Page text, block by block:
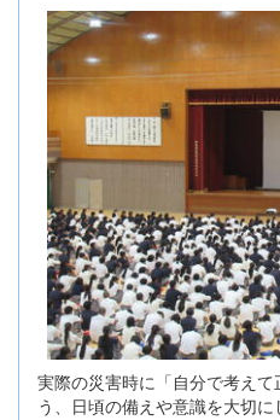
実際の災害時に「自分で考え
う、日頃の備えや意識を大切に